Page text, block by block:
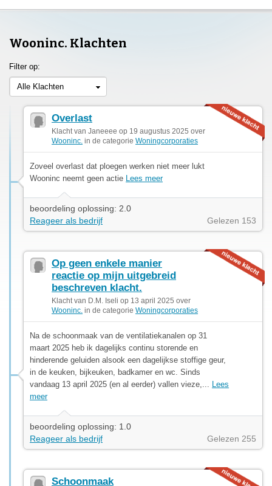
Wooninc. Klachten
Filter op:
Alle Klachten
Overlast
Klacht van Janeeee op 19 augustus 2025 over
Wooninc. in de categorie Woningcorporaties
Zoveel overlast dat ploegen werken niet meer lukt
Wooninc neemt geen actie Lees meer
beoordeling oplossing: 2.0
Reageer als bedrijf
Gelezen 153
Op geen enkele manier
reactie op mijn uitgebreid
beschreven klacht.
Klacht van D.M. Iseli op 13 april 2025 over
Wooninc. in de categorie Woningcorporaties
Na de schoonmaak van de ventilatiekanalen op 31
maart 2025 heb ik dagelijks continu storende en
hinderende geluiden alsook een dagelijkse stoffige geur,
in de keuken, bijkeuken, badkamer en wc. Sinds
vandaag 13 april 2025 (en al eerder) vallen vieze,... Lees
meer
beoordeling oplossing: 1.0
Reageer als bedrijf
Gelezen 255
Schoonmaak